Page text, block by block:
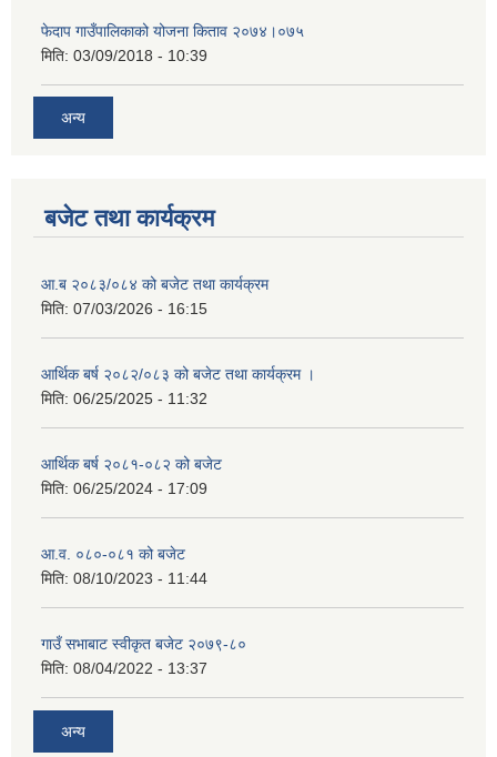
फेदाप गाउँपालिकाको योजना किताव २०७४।०७५
मिति: 03/09/2018 - 10:39
अन्य
बजेट तथा कार्यक्रम
आ.ब २०८३/०८४ को बजेट तथा कार्यक्रम
मिति: 07/03/2026 - 16:15
आर्थिक बर्ष २०८२/०८३ को बजेट तथा कार्यक्रम ।
मिति: 06/25/2025 - 11:32
आर्थिक बर्ष २०८१-०८२ को बजेट
मिति: 06/25/2024 - 17:09
आ.व. ०८०-०८१ को बजेट
मिति: 08/10/2023 - 11:44
गाउँ सभाबाट स्वीकृत बजेट २०७९-८०
मिति: 08/04/2022 - 13:37
अन्य